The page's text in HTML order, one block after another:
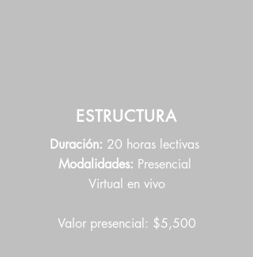
ESTRUCTURA
Duración: 20 horas lectivas
Modalidades: Presencial
Virtual en vivo
Valor presencial: $5,500